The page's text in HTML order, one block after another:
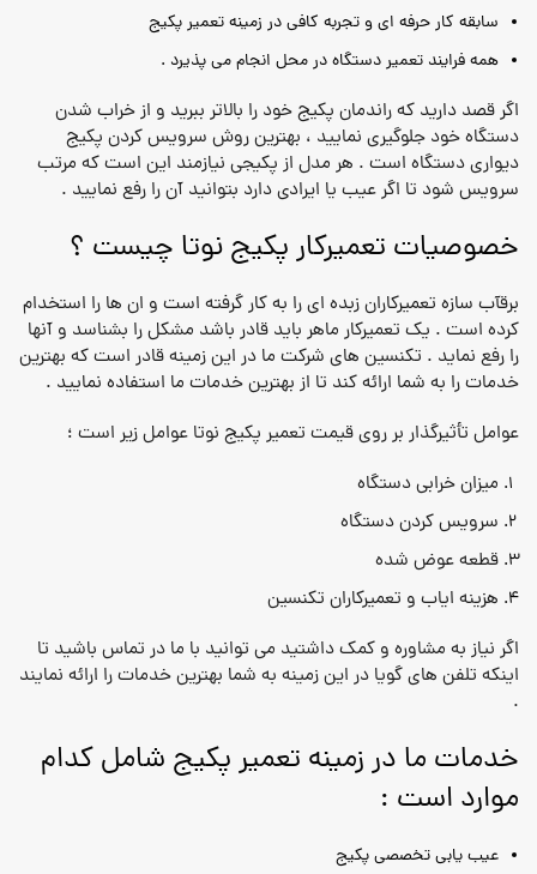
سابقه کار حرفه ای و تجربه کافی در زمینه تعمیر پکیج
همه فرایند تعمیر دستگاه در محل انجام می پذیرد .
اگر قصد دارید که راندمان پکیج خود را بالاتر ببرید و از خراب شدن
دستگاه خود جلوگیری نمایید ، بهترین روش سرویس کردن پکیج
دیواری دستگاه است . هر مدل از پکیجی نیازمند این است که مرتب
سرویس شود تا اگر عیب یا ایرادی دارد بتوانید آن را رفع نمایید .
خصوصیات تعمیرکار پکیج نوتا چیست ؟
برقآب سازه تعمیرکاران زبده ای را به کار گرفته است و ان ها را استخدام
کرده است . یک تعمیرکار ماهر باید قادر باشد مشکل را بشناسد و آنها
را رفع نماید . تکنسین های شرکت ما در این زمینه قادر است که بهترین
خدمات را به شما ارائه کند تا از بهترین خدمات ما استفاده نمایید .
عوامل تأثیرگذار بر روی قیمت تعمیر پکیج نوتا عوامل زیر است ؛
میزان خرابی دستگاه
سرویس کردن دستگاه
قطعه عوض شده
هزینه ایاب و تعمیرکاران تکنسین
اگر نیاز به مشاوره و کمک داشتید می توانید با ما در تماس باشید تا
اینکه تلفن های گویا در این زمینه به شما بهترین خدمات را ارائه نمایند
.
خدمات ما در زمینه تعمیر پکیج شامل کدام
موارد است :
عیب یابی تخصصی پکیج